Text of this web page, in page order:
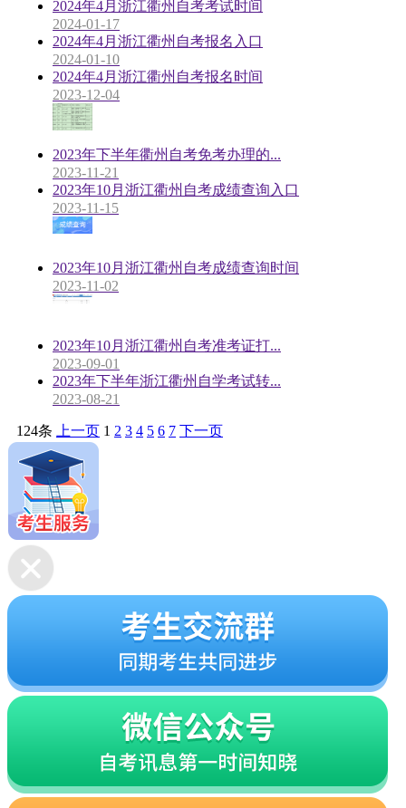
2024年4月浙江衢州自考考试时间
2024-01-17
2024年4月浙江衢州自考报名入口
2024-01-10
2024年4月浙江衢州自考报名时间
2023-12-04
2023年下半年衢州自考免考办理的...
2023-11-21
2023年10月浙江衢州自考成绩查询入口
2023-11-15
2023年10月浙江衢州自考成绩查询时间
2023-11-02
2023年10月浙江衢州自考准考证打...
2023-09-01
2023年下半年浙江衢州自学考试转...
2023-08-21
124条 上一页 1 2 3 4 5 6 7 下一页